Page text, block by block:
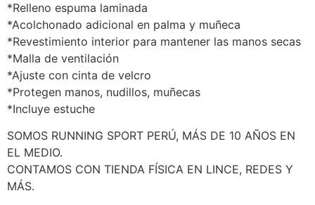
*Relleno espuma laminada
*Acolchonado adicional en palma y muñeca
*Revestimiento interior para mantener las manos secas
*Malla de ventilación
*Ajuste con cinta de velcro
*Protegen manos, nudillos, muñecas
*Incluye estuche
SOMOS RUNNING SPORT PERÚ, MÁS DE 10 AÑOS EN
EL MEDIO.
CONTAMOS CON TIENDA FÍSICA EN LINCE, REDES Y
MÁS.